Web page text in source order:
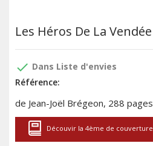
Les Héros De La Vendée
done Dans Liste d'envies
Référence:
de Jean-Joël Brégeon, 288 pages
Découvir la 4ème de couverture